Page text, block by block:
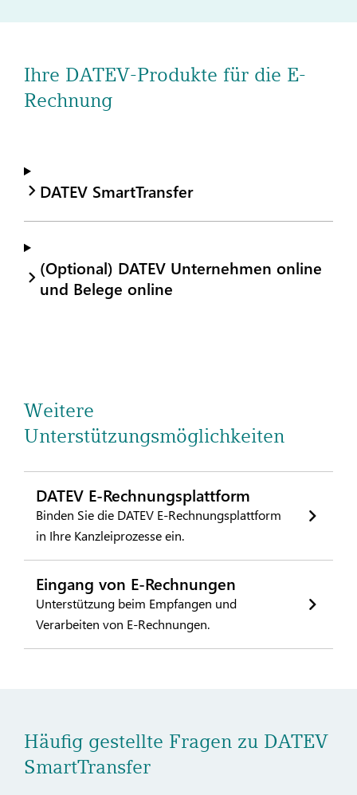
Ihre DATEV-Produkte für die E-
Rechnung
DATEV SmartTransfer
(Optional) DATEV Unternehmen online
und Belege online
Weitere
Unterstützungsmöglichkeiten
DATEV E-Rechnungsplattform
Binden Sie die DATEV E-Rechnungsplattform
in Ihre Kanzleiprozesse ein.
Eingang von E-Rechnungen
Unterstützung beim Empfangen und
Verarbeiten von E-Rechnungen.
Häufig gestellte Fragen zu DATEV
SmartTransfer